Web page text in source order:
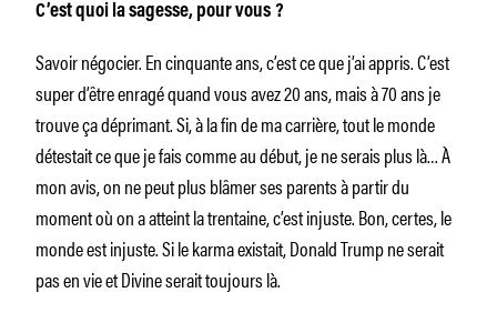
C’est quoi la sagesse, pour vous ?
Savoir négocier. En cinquante ans, c’est ce que j’ai appris. C’est
super d’être enragé quand vous avez 20 ans, mais à 70 ans je
trouve ça déprimant. Si, à la fin de ma carrière, tout le monde
détestait ce que je fais comme au début, je ne serais plus là… À
mon avis, on ne peut plus blâmer ses parents à partir du
moment où on a atteint la trentaine, c’est injuste. Bon, certes, le
monde est injuste. Si le karma existait, Donald Trump ne serait
pas en vie et Divine serait toujours là.